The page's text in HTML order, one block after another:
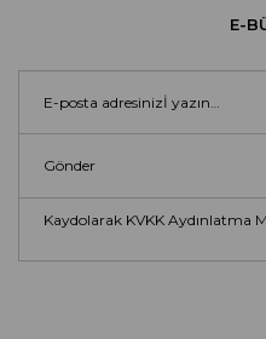
E-
Gönder
Kaydolarak KVKK Aydınlatma